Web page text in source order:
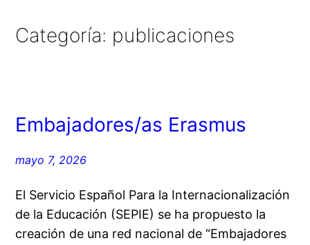
Categoría: publicaciones
Embajadores/as Erasmus
mayo 7, 2026
El Servicio Español Para la Internacionalización
de la Educación (SEPIE) se ha propuesto la
creación de una red nacional de “Embajadores